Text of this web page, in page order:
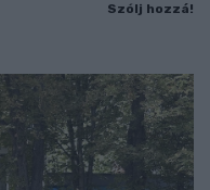
Szólj hozzá!